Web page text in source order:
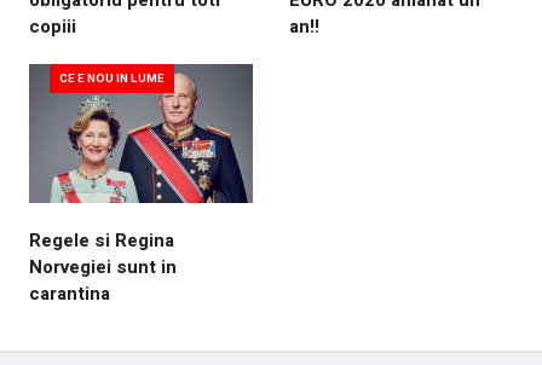
copiii
an!!
CE E NOU IN LUME
Regele si Regina
Norvegiei sunt in
carantina